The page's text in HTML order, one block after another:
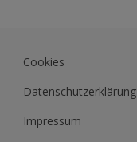
Farb-Tools
Sikkens Akademie
Datenblätter
Cookies
Datenschutzerklärung
Impressum